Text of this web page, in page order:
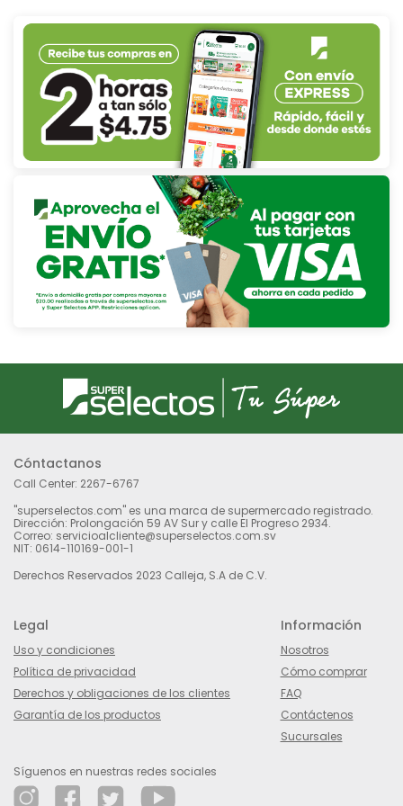
Cóntactanos
Call Center: 2267-6767
"superselectos.com" es una marca de supermercado registrado.
Dirección: Prolongación 59 AV Sur y calle El Progreso 2934.
Correo: servicioalcliente@superselectos.com.sv
NIT: 0614-110169-001-1
Derechos Reservados 2023 Calleja, S.A de C.V.
Legal
Uso y condiciones
Política de privacidad
Derechos y obligaciones de los clientes
Garantía de los productos
Información
Nosotros
Cómo comprar
FAQ
Contáctenos
Sucursales
Síguenos en nuestras redes sociales